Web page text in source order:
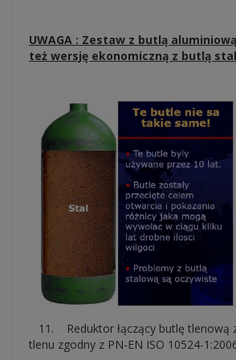
UWAGA : Zestaw z butlą
też wersję ekonomiczną z butlą
11. Reduktor łączący butlę tlenową
tlenu zgodny z PN-EN ISO 10524-